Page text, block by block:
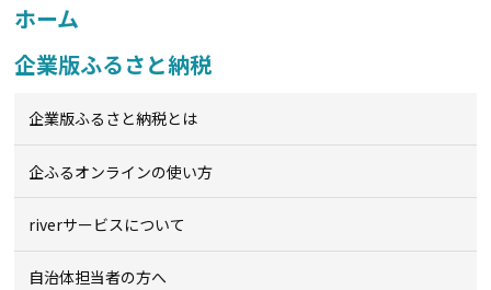
ホーム
企業版ふるさと納税
企業版ふるさと納税とは
企ふるオンラインの使い方
riverサービスについて
自治体担当者の方へ